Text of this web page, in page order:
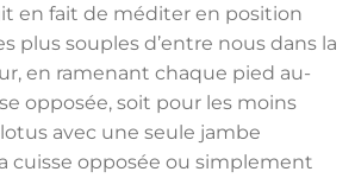
en fait de méditer en position
plus souples d’entre nous dans la
en ramenant chaque pied au-
opposée, soit pour les moins
avec une seule jambe
cuisse opposée ou simplement